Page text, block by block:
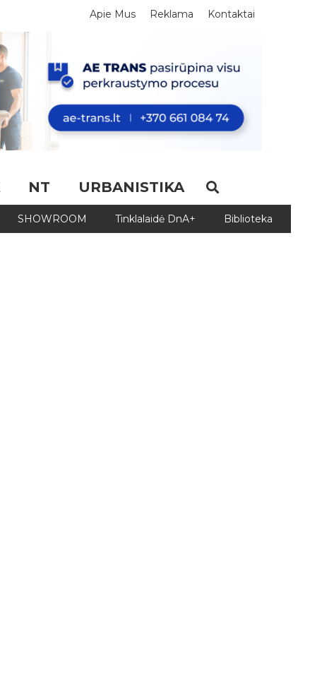
Apie Mus Reklama Kontaktai
NT URBANISTIKA
SHOWROOM Tinklalaidė DnA+ Biblioteka